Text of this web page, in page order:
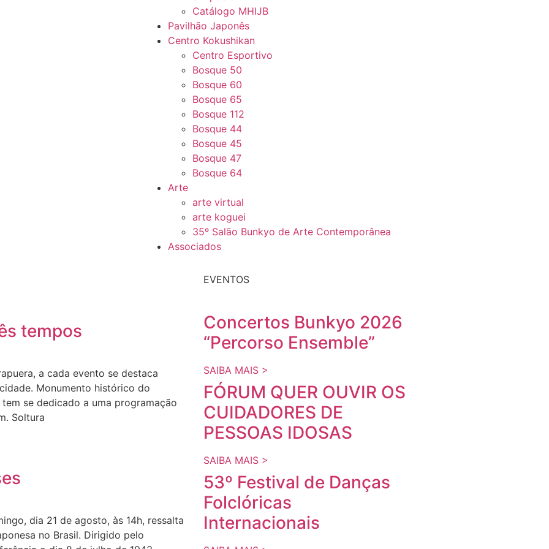
Catálogo MHIJB
Pavilhão Japonês
Centro Kokushikan
Centro Esportivo
Bosque 50
Bosque 60
Bosque 65
Bosque 112
Bosque 44
Bosque 45
Bosque 47
Bosque 64
Arte
arte virtual
arte koguei
35º Salão Bunkyo de Arte Contemporânea
Associados
tempos
a cada evento se destaca
Monumento histórico do
se dedicado a uma programação
Soltura
dia 21 de agosto, às 14h, ressalta
no Brasil. Dirigido pelo
EVENTOS
Concertos Bunkyo 2026
“Percorso Ensemble”
SAIBA MAIS >
FÓRUM QUER OUVIR OS
CUIDADORES DE
PESSOAS IDOSAS
SAIBA MAIS >
53º Festival de Danças
Folclóricas
Internacionais